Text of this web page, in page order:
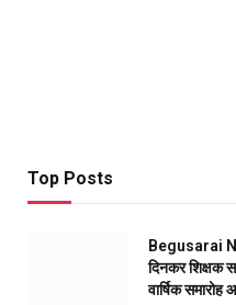
Top Posts
Begusarai
दिनकर शिक्षक
वार्षिक समारोह